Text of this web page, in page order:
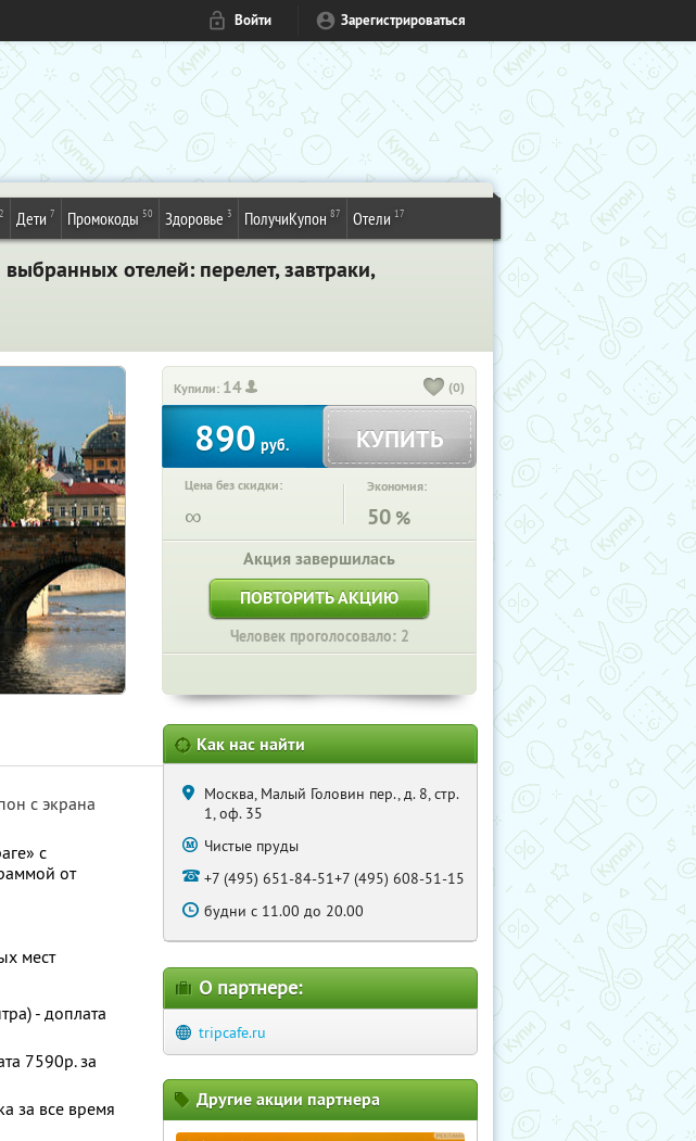
Войти Зарегистрироваться
Дети 7 Промокоды 50 Здоровье 3 ПолучиКупон 87 Отели 17
отелей: перелет, завтраки,
Купили: 14 (0)
890 руб. КУПИТЬ
Цена без скидки:
∞
Экономия:
50 %
Акция завершилась
ПОВТОРИТЬ АКЦИЮ
Человек проголосовало: 2
с экрана
с
от
мест
- доплата
7590р. за
за все время
Как нас найти
Москва, Малый Головин пер., д. 8, стр.
1, оф. 35
Чистые пруды
+7 (495) 651-84-51+7 (495) 608-51-15
будни с 11.00 до 20.00
О партнере:
tripcafe.ru
Другие акции партнера